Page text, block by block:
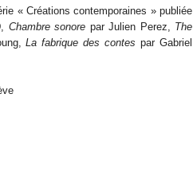
« Créations contemporaines » publiée
Chambre sonore par Julien Perez, The
La fabrique des contes par Gabriel